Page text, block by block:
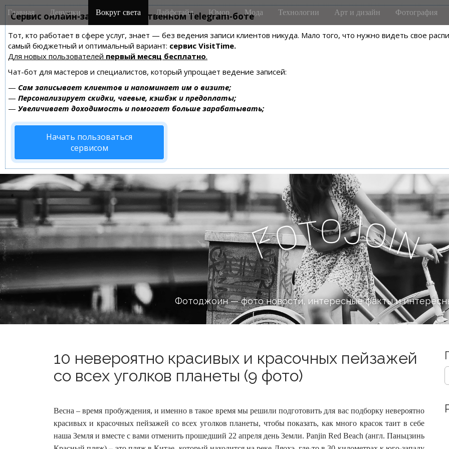
Сервис онлайн-записи на собственном Telegram-боте
Тот, кто работает в сфере услуг, знает — без ведения записи клиентов никуда. Мало того, что нужно видеть свое
самый бюджетный и оптимальный вариант: сервис VisitTime.
Для новых пользователей первый месяц бесплатно.
Чат-бот для мастеров и специалистов, который упрощает ведение записей:
— Сам записывает клиентов и напоминает им о визите;
— Персонализирует скидки, чаевые, кэшбэк и предоплаты;
— Увеличивает доходимость и помогает больше зарабатывать;
Начать пользоваться
сервисом
M
a
n
m
e
n
u
i
Главная Девушки Вокруг света Лайфстайл Юмор Мода Технологии Арт и дизайн Фотография
FotoJoi
n
Фотоджоин — фото новости, интересные факты и
10 невероятно красивых и красочных пейзажей
со всех уголков планеты (9 фото)
Весна – время пробуждения, и именно в такое время мы решили подготовить для вас подборку невероятно
красивых и красочных пейзажей со всех уголков планеты, чтобы показать, как много красок таит в себе
наша Земля и вместе с вами отменить прошедший 22 апреля день Земли. Panjin Red Beach (англ. Паньцзинь
S
e
c